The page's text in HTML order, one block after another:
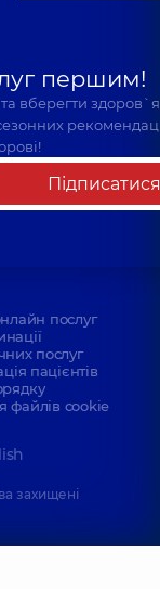
першим!
вберегти
Підписатися
послуг
послуг
пацієнтів
файлів cookie
захищені